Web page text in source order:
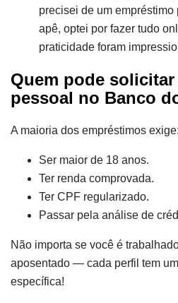
precisei de um empréstimo
apê, optei por fazer tudo
praticidade foram
Quem pode
pessoal no Banco
A maioria dos empréstimos exige:
Ser maior de 18 anos.
Ter renda comprovada.
Ter CPF regularizado.
Passar pela análise de
Não importa se você é
aposentado — cada perfil tem
específica!